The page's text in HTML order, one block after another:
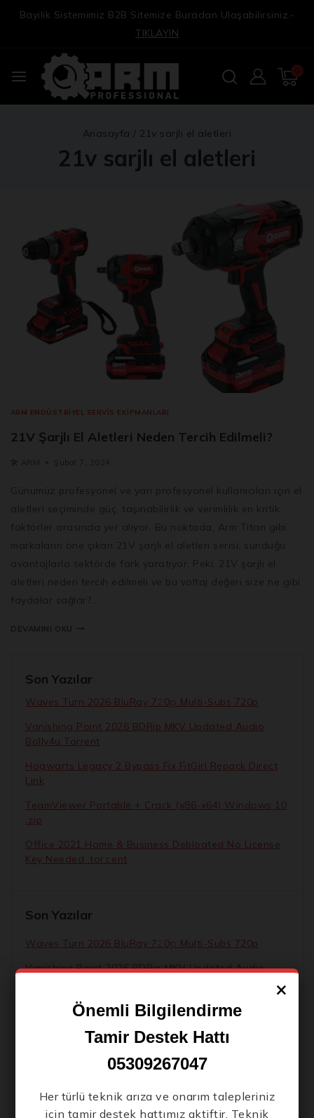
Bayilik Sistemimiz B2B Sitemize Buradan Ulaşabilirsiniz.-
TIKLAYIN
0
Anasayfa / 21v sarjlı el aletleri
21v sarjlı el aletleri
ARM ENDÜSTRIYEL SERVIS EKIPMANLARI
21V Şarjlı El Aletleri Neden Tercih Edilmeli?
Son Yazılar
Waves Turn 2026 BluRay 7𝟸0𝚙 Multi-Subs 720p
Vanishing Point 2026 BDRip MKV Updated Audio
Bolly4u Torrent
Hogwarts Legacy 2 Bypass Fix FitGirl Repack Direct
Link
TeamViewer Portable + Crack (x86-x64) Windows 10
.zip
Office 2021 Home & Business Debloated No License
Key Needed .tоr𝚛еnt
Son Yazılar
Waves Turn 2026 BluRay 7𝟸0𝚙 Multi-Subs 720p
Vanishing Point 2026 BDRip MKV Updated Audio
Hogwarts Legacy 2 Bypass Fix FitGirl Repack Direct
TeamViewer Portable + Crack (x86-x64) Windows 10
Key Needed .tоr𝚛еnt
×
Önemli Bilgilendirme
Tamir Destek Hattı
05309267047
Her türlü teknik arıza ve onarım talepleriniz
için tamir destek hattımız aktiftir. Teknik